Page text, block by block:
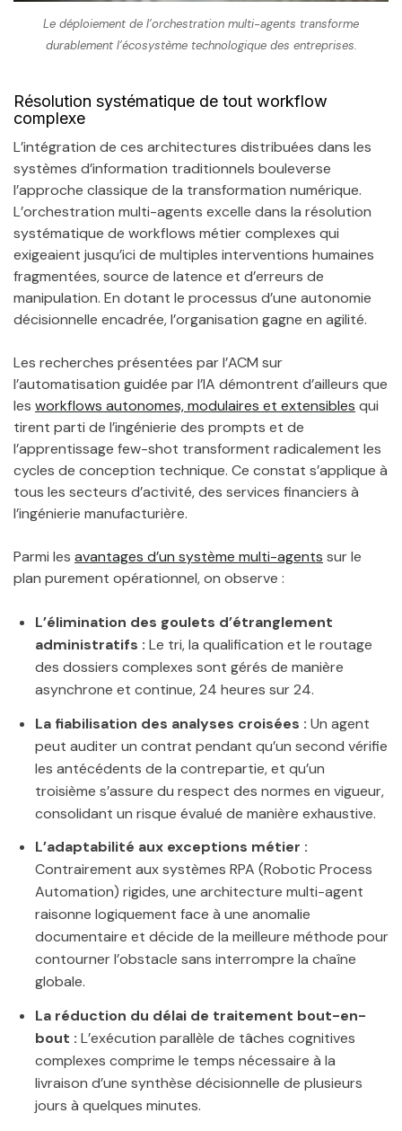
Le déploiement de l’orchestration multi-agents transforme
durablement l’écosystème technologique des entreprises.
Résolution systématique de tout workflow
complexe
L’intégration de ces architectures distribuées dans les
systèmes d’information traditionnels bouleverse
l’approche classique de la transformation numérique.
L’orchestration multi-agents excelle dans la résolution
systématique de workflows métier complexes qui
exigeaient jusqu’ici de multiples interventions humaines
fragmentées, source de latence et d’erreurs de
manipulation. En dotant le processus d’une autonomie
décisionnelle encadrée, l’organisation gagne en agilité.
Les recherches présentées par l’ACM sur
l’automatisation guidée par l’IA démontrent d’ailleurs que
les workflows autonomes, modulaires et extensibles qui
tirent parti de l’ingénierie des prompts et de
l’apprentissage few-shot transforment radicalement les
cycles de conception technique. Ce constat s’applique à
tous les secteurs d’activité, des services financiers à
l’ingénierie manufacturière.
Parmi les avantages d’un système multi-agents sur le
plan purement opérationnel, on observe :
L’élimination des goulets d’étranglement
administratifs : Le tri, la qualification et le routage
des dossiers complexes sont gérés de manière
asynchrone et continue, 24 heures sur 24.
La fiabilisation des analyses croisées : Un agent
peut auditer un contrat pendant qu’un second vérifie
les antécédents de la contrepartie, et qu’un
troisième s’assure du respect des normes en vigueur,
consolidant un risque évalué de manière exhaustive.
L’adaptabilité aux exceptions métier :
Contrairement aux systèmes RPA (Robotic Process
Automation) rigides, une architecture multi-agent
raisonne logiquement face à une anomalie
documentaire et décide de la meilleure méthode pour
contourner l’obstacle sans interrompre la chaîne
globale.
La réduction du délai de traitement bout-en-
bout : L’exécution parallèle de tâches cognitives
complexes comprime le temps nécessaire à la
livraison d’une synthèse décisionnelle de plusieurs
jours à quelques minutes.